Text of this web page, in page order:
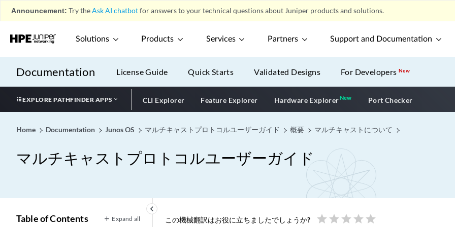
Announcement: Try theAsk AI chatbotfor answers to your technical questions about Juniper products and solutions.
Solutions Products Services Partners Support and Documentation
Documentation License Guide Quick Starts Validated Designs For DevelopersNew
EXPLORE PATHFINDER APPS CLI Explorer Feature Explorer Hardware ExplorerNewNew application
Port Checker
Home Documentation Junos OS マルチキャストプロトコルユーザーガイド 概要 マルチキャストについて
マルチキャストプロトコルユーザーガイド
keyboard_arrow_left
Table of Contents Expand all この機械翻訳はお役に立ちましたでしょうか? star star star star star